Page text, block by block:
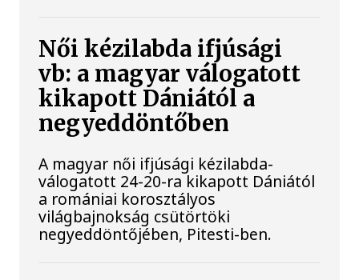
Női kézilabda ifjúsági
vb: a magyar válogatott
kikapott Dániától a
negyeddöntőben
A magyar női ifjúsági kézilabda-
válogatott 24-20-ra kikapott Dániától
a romániai korosztályos
világbajnokság csütörtöki
negyeddöntőjében, Pitesti-ben.